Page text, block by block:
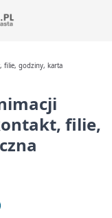
filie, godziny, karta
filie,